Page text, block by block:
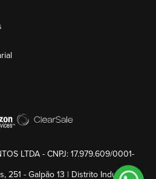
LTDA - CNPJ: 17.979.609/0001-
251 - Galpão 13 | Distrito Industrial -